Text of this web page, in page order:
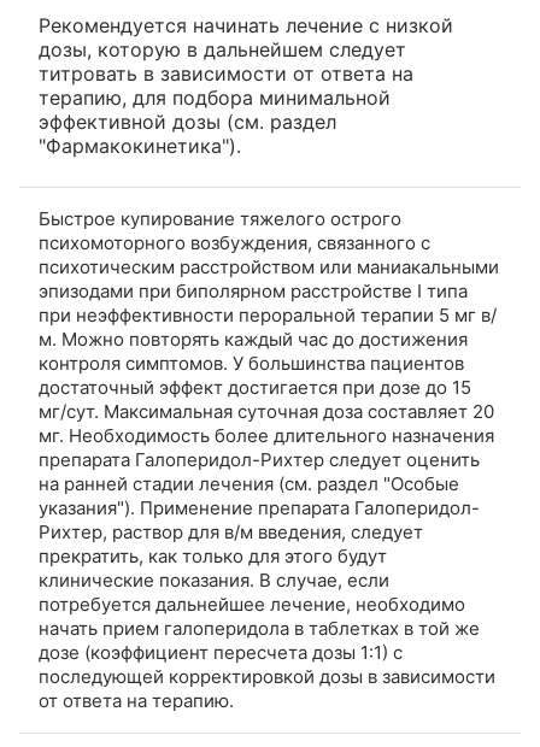
Рекомендуется начинать лечение с низкой
дозы, которую в дальнейшем следует
титровать в зависимости от ответа на
терапию, для подбора минимальной
эффективной дозы (см. раздел
"Фармакокинетика").
Быстрое купирование тяжелого острого
психомоторного возбуждения, связанного с
психотическим расстройством или маниакальными
эпизодами при биполярном расстройстве I типа
при неэффективности пероральной терапии 5 мг в/
м. Можно повторять каждый час до достижения
контроля симптомов. У большинства пациентов
достаточный эффект достигается при дозе до 15
мг/сут. Максимальная суточная доза составляет 20
мг. Необходимость более длительного назначения
препарата Галоперидол-Рихтер следует оценить
на ранней стадии лечения (см. раздел "Особые
указания"). Применение препарата Галоперидол-
Рихтер, раствор для в/м введения, следует
прекратить, как только для этого будут
клинические показания. В случае, если
потребуется дальнейшее лечение, необходимо
начать прием галоперидола в таблетках в той же
дозе (коэффициент пересчета дозы 1:1) с
последующей корректировкой дозы в зависимости
от ответа на терапию.